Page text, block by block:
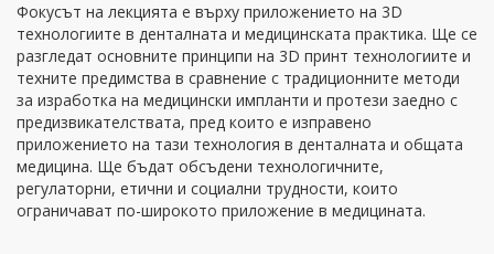
Фокусът на лекцията е върху приложението на 3D
технологиите в денталната и медицинската практика. Ще се
разгледат основните принципи на 3D принт технологиите и
техните предимства в сравнение с традиционните методи
за изработка на медицински импланти и протези заедно с
предизвикателствата, пред които е изправено
приложението на тази технология в денталната и общата
медицина. Ще бъдат обсъдени технологичните,
регулаторни, етични и социални трудности, които
ограничават по-широкото приложение в медицината.